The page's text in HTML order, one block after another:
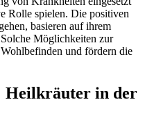
Rolle spielen. Die positiven
basieren auf ihrem
Möglichkeiten zur
und fördern die
Heilkräuter in der